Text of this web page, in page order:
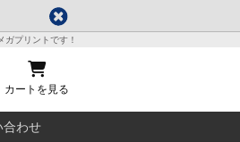
プリントです！
カートを見る
合わせ